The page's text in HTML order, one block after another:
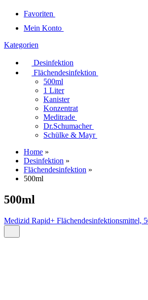
Favoriten
Mein Konto
Kategorien
Desinfektion
Flächendesinfektion
500ml
1 Liter
Kanister
Konzentrat
Meditrade
Dr.Schumacher
Schülke & Mayr
Home »
Desinfektion »
Flächendesinfektion »
500ml
500ml
Medizid Rapid+ Flächendesinfektionsmittel,